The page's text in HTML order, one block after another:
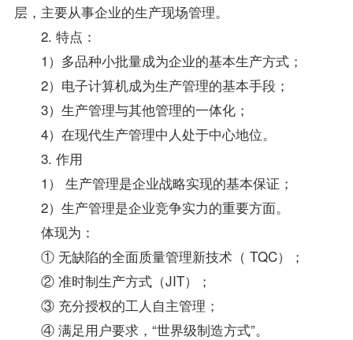
层，主要从事企业的生产现场管理。
2. 特点：
1）多品种小批量成为企业的基本生产方式；
2）电子计算机成为生产管理的基本手段；
3）生产管理与其他管理的一体化；
4）在现代生产管理中人处于中心地位。
3. 作用
1） 生产管理是企业战略实现的基本保证；
2）生产管理是企业竞争实力的重要方面。
体现为：
① 无缺陷的全面质量管理新技术（ TQC）；
② 准时制生产方式（JIT）；
③ 充分授权的工人自主管理；
④ 满足用户要求，“世界级制造方式”。